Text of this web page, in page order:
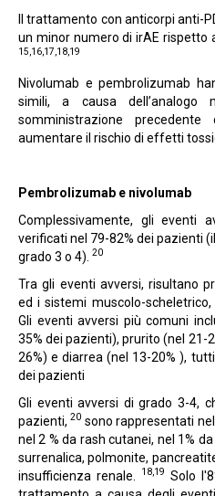
Il trattamento con anticorpi anti-
un minor numero di irAE rispetto
15,16,17,18,19
Nivolumab e pembrolizumab
simili, a causa dell’analogo
somministrazione
aumentare il rischio di effetti
Pembrolizumab e nivolumab
Complessivamente, gli eventi
verificati nel 79-82% dei pazienti
grado 3 o 4). 20
Tra gli eventi avversi, risultano
ed i sistemi muscolo-
Gli eventi avversi più comuni
35% dei pazienti), prurito (nel 21-
26%) e diarrea (nel 13-20% ),
dei pazienti
Gli eventi avversi di grado 3-4,
pazienti,20 sono rappresentati
nel 2 % da rash cutanei, nel 1%
surrenalica, polmonite,
insufficienza renale.
18,19 Solo